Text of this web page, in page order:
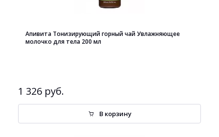
Апивита Тонизирующий горный чай Увлажняющее
молочко для тела 200 мл
1 326 руб.
В корзину